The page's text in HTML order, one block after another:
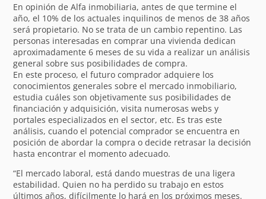
En opinión de Alfa inmobiliaria, antes de que termine el
año, el 10% de los actuales inquilinos de menos de 38 años
será propietario. No se trata de un cambio repentino. Las
personas interesadas en comprar una vivienda dedican
aproximadamente 6 meses de su vida a realizar un análisis
general sobre sus posibilidades de compra.
En este proceso, el futuro comprador adquiere los
conocimientos generales sobre el mercado inmobiliario,
estudia cuáles son objetivamente sus posibilidades de
financiación y adquisición, visita numerosas webs y
portales especializados en el sector, etc. Es tras este
análisis, cuando el potencial comprador se encuentra en
posición de abordar la compra o decide retrasar la decisión
hasta encontrar el momento adecuado.
“El mercado laboral, está dando muestras de una ligera
estabilidad. Quien no ha perdido su trabajo en estos
últimos años, difícilmente lo hará en los próximos meses.